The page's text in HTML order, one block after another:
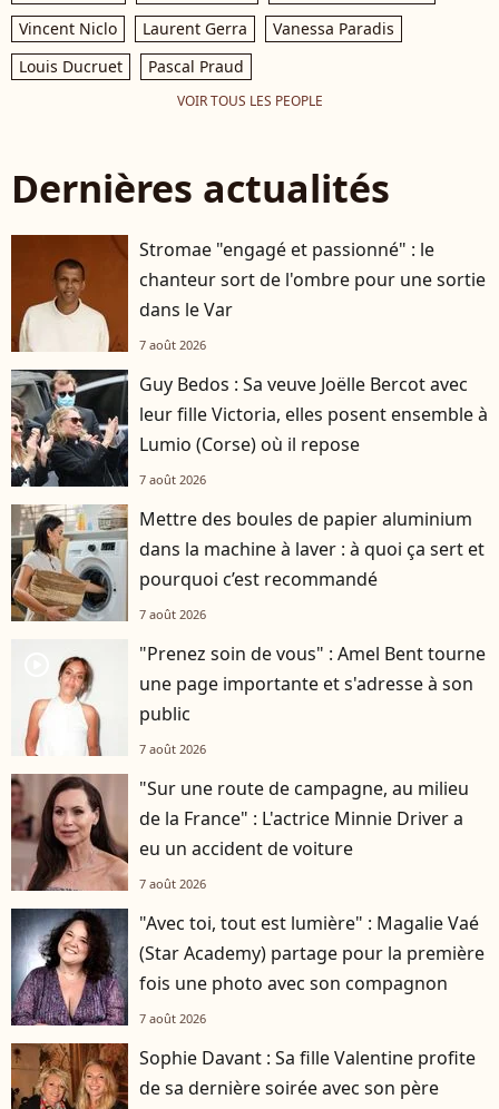
Vincent Niclo
Laurent Gerra
Vanessa Paradis
Louis Ducruet
Pascal Praud
VOIR TOUS LES PEOPLE
Dernières actualités
Stromae "engagé et passionné" : le
chanteur sort de l'ombre pour une sortie
dans le Var
7 août 2026
Guy Bedos : Sa veuve Joëlle Bercot avec
leur fille Victoria, elles posent ensemble à
Lumio (Corse) où il repose
7 août 2026
Mettre des boules de papier aluminium
dans la machine à laver : à quoi ça sert et
pourquoi c’est recommandé
7 août 2026
"Prenez soin de vous" : Amel Bent tourne
une page importante et s'adresse à son
public
7 août 2026
"Sur une route de campagne, au milieu
de la France" : L'actrice Minnie Driver a
eu un accident de voiture
7 août 2026
"Avec toi, tout est lumière" : Magalie Vaé
(Star Academy) partage pour la première
fois une photo avec son compagnon
7 août 2026
Sophie Davant : Sa fille Valentine profite
de sa dernière soirée avec son père